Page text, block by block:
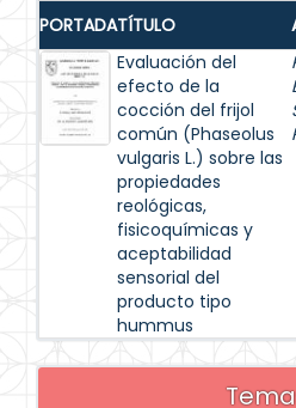
PORTADATÍTULO
Evaluación del
efecto de la
cocción del frijol
común (Phaseolus
vulgaris L.) sobre las
propiedades
reológicas,
fisicoquímicas y
aceptabilidad
sensorial del
producto tipo
hummus